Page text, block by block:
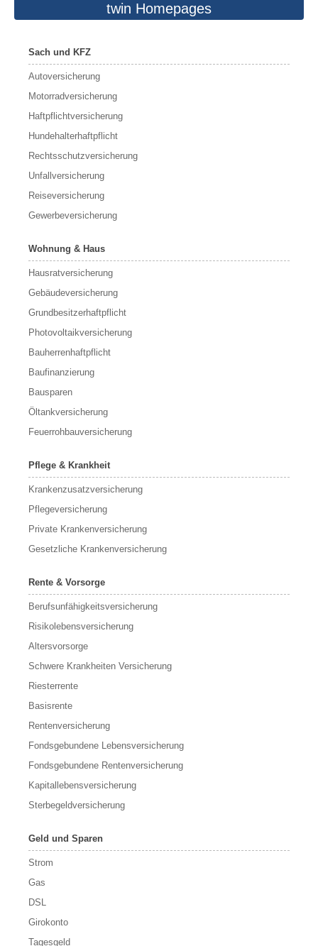
twin Homepages
Sach und KFZ
Autoversicherung
Motorradversicherung
Haftpflichtversicherung
Hundehalterhaftpflicht
Rechtsschutzversicherung
Unfallversicherung
Reiseversicherung
Gewerbeversicherung
Wohnung & Haus
Hausratversicherung
Gebäudeversicherung
Grundbesitzerhaftpflicht
Photovoltaikversicherung
Bauherrenhaftpflicht
Baufinanzierung
Bausparen
Öltankversicherung
Feuerrohbauversicherung
Pflege & Krankheit
Krankenzusatzversicherung
Pflegeversicherung
Private Krankenversicherung
Gesetzliche Krankenversicherung
Rente & Vorsorge
Berufs­unfähigkeitsversicherung
Risikolebensversicherung
Altersvorsorge
Schwere Krankheiten Versicherung
Riesterrente
Basisrente
Rentenversicherung
Fondsgebundene Lebensversicherung
Fondsgebundene Rentenversicherung
Kapitallebensversicherung
Sterbegeldversicherung
Geld und Sparen
Strom
Gas
DSL
Girokonto
Tagesgeld